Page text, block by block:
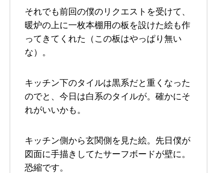
それでも前回の僕のリクエストを受けて、
暖炉の上に一枚本棚用の板を設けた絵も作
ってきてくれた（この板はやっぱり無い
な）。
キッチン下のタイルは黒系だと重くなった
のでと、今日は白系のタイルが。確かにそ
れがいいかも。
キッチン側から玄関側を見た絵。先日僕が
図面に手描きしてたサーフボードが壁に。
恐縮です。